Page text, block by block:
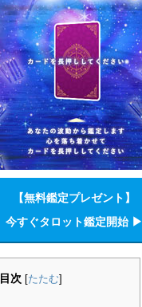
【無料鑑定プレゼント】
今すぐタロット鑑定開始 ▶︎
目次 [たたむ]